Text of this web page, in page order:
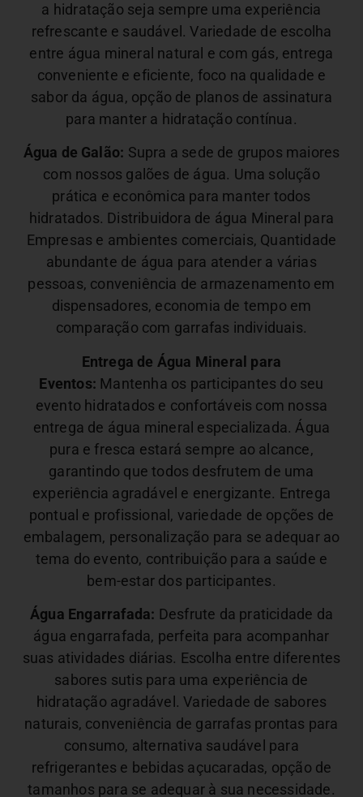
a hidratação seja sempre uma experiência
refrescante e saudável.Variedade de escolha
entre água mineral natural e com gás, entrega
conveniente e eficiente, foco na qualidade e
sabor da água, opção de planos de assinatura
para manter a hidratação contínua.
Água de Galão: Supra a sede de grupos maiores
com nossos galões de água. Uma solução
prática e econômica para manter todos
hidratados. Distribuidora de água Mineral para
Empresas e ambientes comerciais, Quantidade
abundante de água para atender a várias
pessoas, conveniência de armazenamento em
dispensadores, economia de tempo em
comparação com garrafas individuais.
Entrega de Água Mineral para
Eventos: Mantenha os participantes do seu
evento hidratados e confortáveis com nossa
entrega de água mineral especializada. Água
pura e fresca estará sempre ao alcance,
garantindo que todos desfrutem de uma
experiência agradável e energizante. Entrega
pontual e profissional, variedade de opções de
embalagem, personalização para se adequar ao
tema do evento, contribuição para a saúde e
bem-estar dos participantes.
Água Engarrafada: Desfrute da praticidade da
água engarrafada, perfeita para acompanhar
suas atividades diárias. Escolha entre diferentes
sabores sutis para uma experiência de
hidratação agradável.Variedade de sabores
naturais, conveniência de garrafas prontas para
consumo, alternativa saudável para
refrigerantes e bebidas açucaradas, opção de
tamanhos para se adequar à sua necessidade.